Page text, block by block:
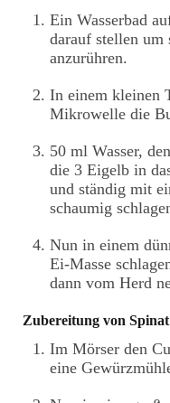
Ein Wasserbad
darauf stellen um
anzurühren.
In einem kleinen
Mikrowelle die
50 ml Wasser,
die 3 Eigelb in
und ständig mit
schaumig
Nun in einem
Ei-Masse
dann vom Herd
Zubereitung von
Im Mörser den
eine